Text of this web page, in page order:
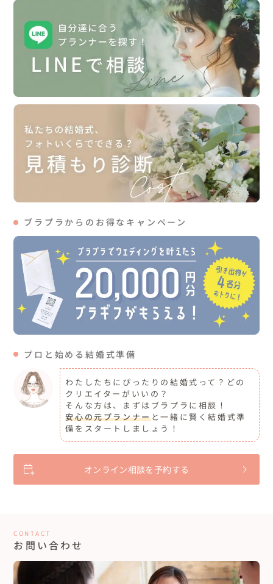
ブラプラからのお得なキャンペーン
プロと始める結婚式準備
わたしたちにぴったりの結婚式って？どの
クリエイターがいいの？
そんな方は、まずはブラプラに相談！
安心の元プランナーと一緒に賢く結婚式準
備をスタートしましょう！
オンライン相談を予約する
CONTACT
お問い合わせ